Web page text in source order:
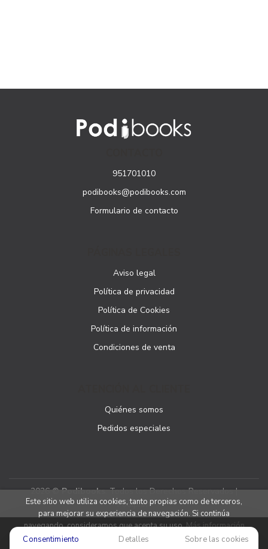
951701010
podibooks@podibooks.com
Formulario de contacto
Aviso legal
Política de privacidad
Política de Cookies
Política de información
Condiciones de venta
Quiénes somos
Pedidos especiales
2026 ©Podibooks. Todos los Derechos Reservados |
Podiprint
Este sitio web utiliza cookies, tanto propias como de terceros,
para mejorar su experiencia de navegación. Si continúa
navegando, consideramos que acepta su uso.Más información
Consentimiento Detalles Sobre las cookies